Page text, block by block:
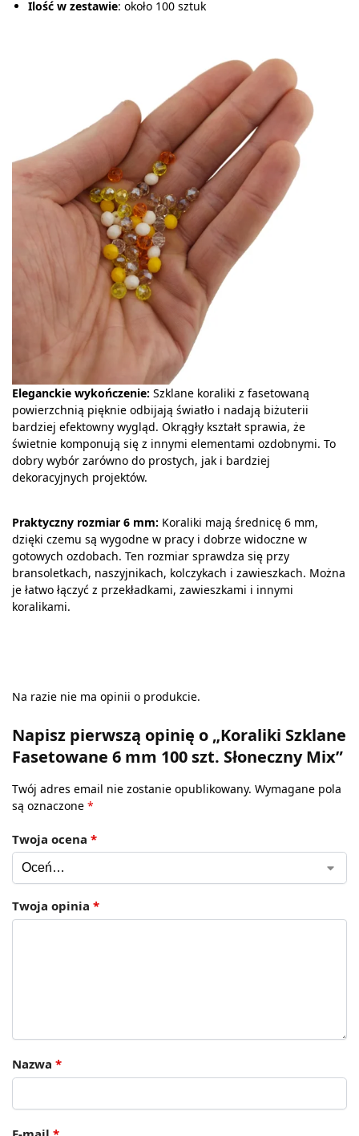
Ilość w zestawie: około 100 sztuk
Eleganckie wykończenie: Szklane koraliki z fasetowaną
powierzchnią pięknie odbijają światło i nadają biżuterii
bardziej efektowny wygląd. Okrągły kształt sprawia, że
świetnie komponują się z innymi elementami ozdobnymi. To
dobry wybór zarówno do prostych, jak i bardziej
dekoracyjnych projektów.
Praktyczny rozmiar 6 mm: Koraliki mają średnicę 6 mm,
dzięki czemu są wygodne w pracy i dobrze widoczne w
gotowych ozdobach. Ten rozmiar sprawdza się przy
bransoletkach, naszyjnikach, kolczykach i zawieszkach. Można
je łatwo łączyć z przekładkami, zawieszkami i innymi
koralikami.
Na razie nie ma opinii o produkcie.
Napisz pierwszą opinię o „Koraliki Szklane
Fasetowane 6 mm 100 szt. Słoneczny Mix”
Twój adres email nie zostanie opublikowany. Wymagane pola
są oznaczone *
Twoja ocena *
Twoja opinia *
Nazwa *